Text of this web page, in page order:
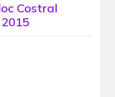
Costral